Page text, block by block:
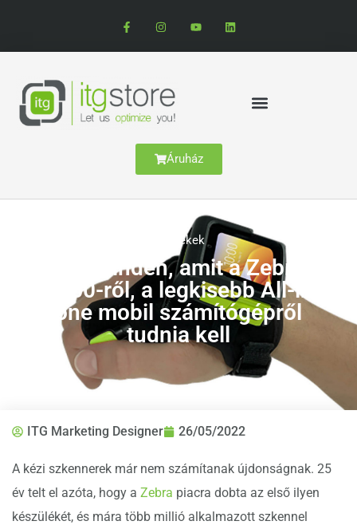
Áruház
Termékek
ÚJ! Minden, amit a Zebra
WS50-ről, a legkisebb All-in-
one mobil számítógépről
tudnia kell
ITG Marketing Designer 26/05/2022
A kézi szkennerek már nem számítanak újdonságnak. 25
év telt el azóta, hogy a Zebra piacra dobta az első ilyen
készülékét, és mára több millió alkalmazott szkennel